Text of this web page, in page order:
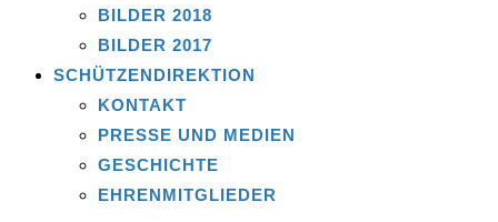
BILDER 2018
BILDER 2017
SCHÜTZENDIREKTION
KONTAKT
PRESSE UND MEDIEN
GESCHICHTE
EHRENMITGLIEDER